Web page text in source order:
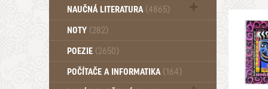
NAUČNÁ LITERATURA (4865)
Zdraví a zdraví životní styl (510)
NOTY (282)
POEZIE (2650)
POČÍTAČE A INFORMATIKA (164)